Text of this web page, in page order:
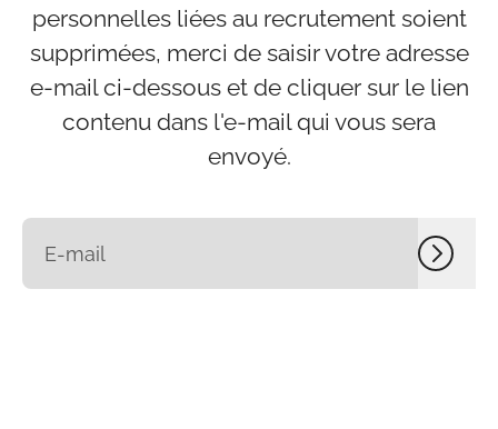
personnelles liées au recrutement soient
supprimées, merci de saisir votre adresse
e-mail ci-dessous et de cliquer sur le lien
contenu dans l'e-mail qui vous sera
envoyé.